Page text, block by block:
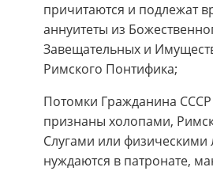
причитаются и подлежат
аннуитеты из
Завещательных и
Римского Понтифика;
Потомки Гражданина СССР
признаны холопами,
Слугами или
нуждаются в патронате,